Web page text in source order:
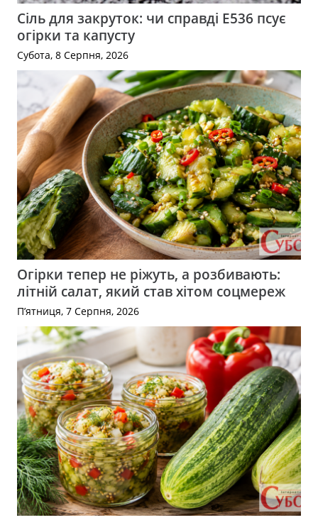
Сіль для закруток: чи справді Е536 псує
огірки та капусту
Субота, 8 Серпня, 2026
Огірки тепер не ріжуть, а розбивають:
літній салат, який став хітом соцмереж
П’ятниця, 7 Серпня, 2026